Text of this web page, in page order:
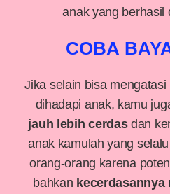
anak yang berhasil
COBA
Jika selain bisa
dihadapi anak, kamu
jauh lebih cerdasdan
anak kamulah yang
orang-orang karena
bahkan kecerdasannya